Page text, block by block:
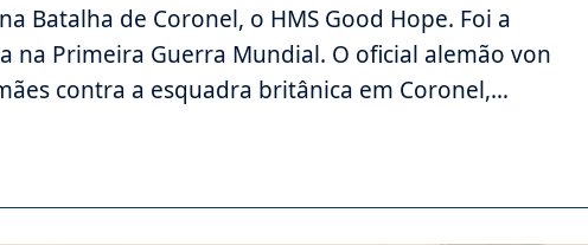
Batalha de Coronel, o HMS Good Hope. Foi a
Primeira Guerra Mundial. O oficial alemão von
contra a esquadra britânica em Coronel,…